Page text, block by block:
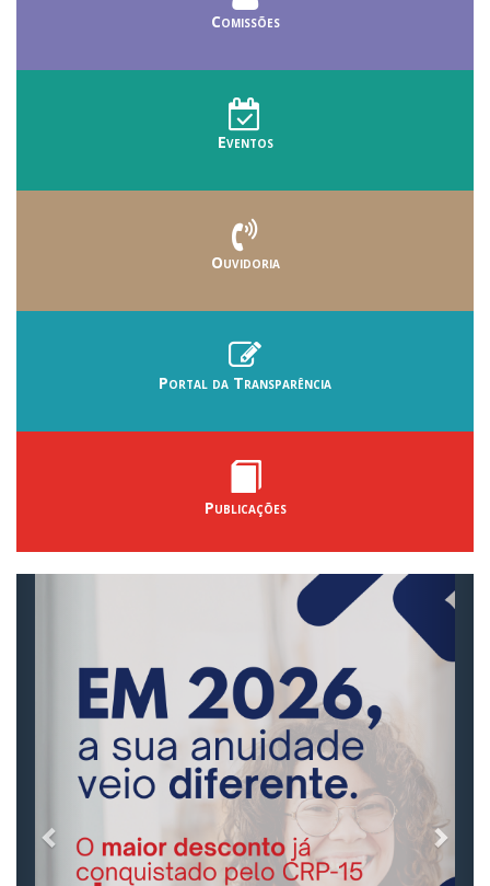
Comissões
Eventos
Ouvidoria
Portal da Transparência
Publicações